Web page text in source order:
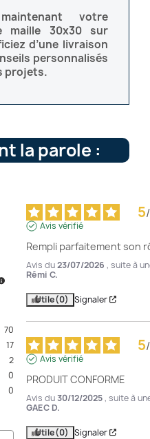
votre
maille 30x30 sur
d’une livraison
personnalisés
projets.
la parole :
70
17
2
0
0
5/
Avis vérifié
Rempli parfaitement son
Avis du23/07/2026 , suite à
Rémi C.
Utile(0) Signaler
5/
Avis vérifié
PRODUIT CONFORME
Avis du 30/12/2025, suite à
GAEC D.
Utile(0) Signaler